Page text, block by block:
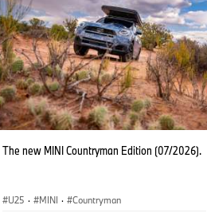
The new MINI Countryman Edition (07/2026).
U25 · MINI · Countryman